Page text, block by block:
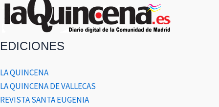
EDICIONES
LA QUINCENA
LA QUINCENA DE VALLECAS
REVISTA SANTA EUGENIA